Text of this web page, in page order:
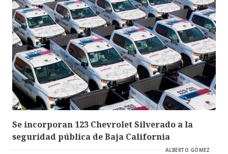
Se incorporan 123 Chevrolet Silverado a la
seguridad pública de Baja California
ALBERTO GÓMEZ